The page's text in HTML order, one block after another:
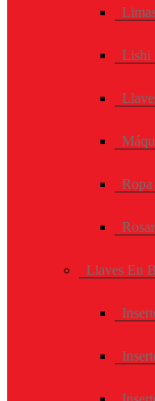
Lishi
Ropa
Llaves En